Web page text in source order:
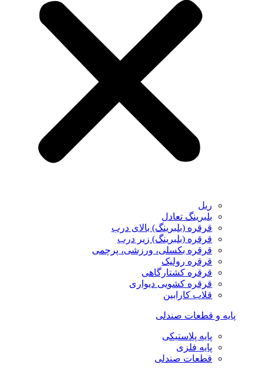
ریل
بلبرینگ تعادل
قرقره (بلبرینگ) بالای درب
قرقره (بلبرینگ) زیر درب
قرقره بکسلی، ورزشی، پرچمی
قرقره رولیک
قرقره کشتارگاهی
قرقره کشویی دیواری
قلاب کارابین
پایه و قطعات صندلی
پایه پلاستیکی
پایه فلزی
قطعات صندلی